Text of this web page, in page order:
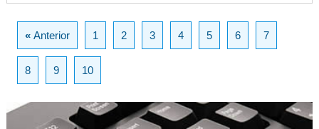
«Anterior 1 2 3 4 5 6 7
8 9 10